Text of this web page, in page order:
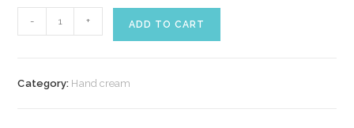
BELLEZZA
- + ADD TO CART
Category: Hand cream